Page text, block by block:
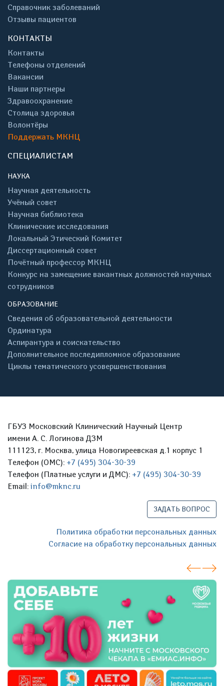
Справочник заболеваний
Отзывы пациентов
КОНТАКТЫ
Контакты
Телефоны отделений
Вакансии
Наши партнеры
Здравоохранение
Столица здоровья
Волонтёры
Поддержать МКНЦ
СПЕЦИАЛИСТАМ
НАУКА
Научная деятельность
Учёный совет
Научная библиотека
Клинические исследования
Локальный Этический Комитет
Диссертационный совет
Почётный профессор МКНЦ
Конкурс на замещение вакантных должностей научных
сотрудников
ОБРАЗОВАНИЕ
Сведения об образовательной деятельности
Ординатура
Аспирантура и соискательство
Дополнительное последипломное образование
Циклы тематического усовершенствования
ГБУЗ Московский Клинический Научный Центр
имени А. С. Логинова ДЗМ
111123, г. Москва, улица Новогиреевская д.1 корпус 1
Телефон (ОМС): +7 (495) 304-30-39
Телефон (Платные услуги и ДМС): +7 (495) 304-30-39
Email: info@mknc.ru
ЗАДАТЬ ВОПРОС
Политика обработки персональных данных
Согласие на обработку персональных данных